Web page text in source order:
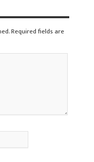
Required fields are